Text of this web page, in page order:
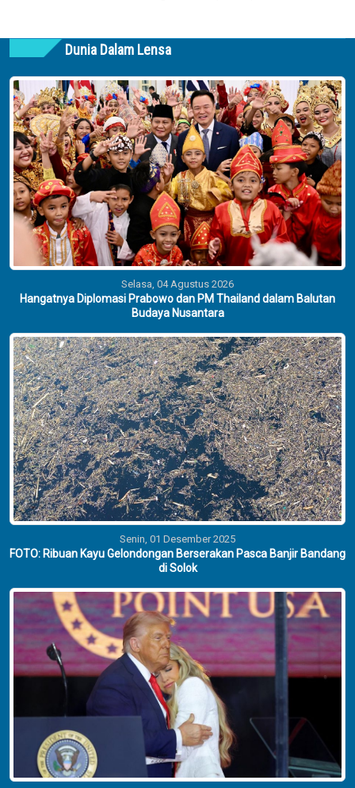
Dunia Dalam Lensa
Selasa, 04 Agustus 2026
Hangatnya Diplomasi Prabowo dan PM Thailand dalam Balutan
Budaya Nusantara
Senin, 01 Desember 2025
FOTO: Ribuan Kayu Gelondongan Berserakan Pasca Banjir Bandang
di Solok